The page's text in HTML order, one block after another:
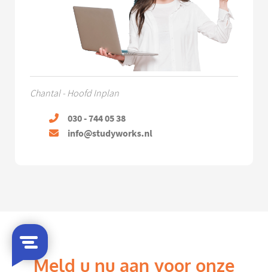
Chantal - Hoofd Inplan
030 - 744 05 38
info@studyworks.nl
Meld u nu aan voor onze